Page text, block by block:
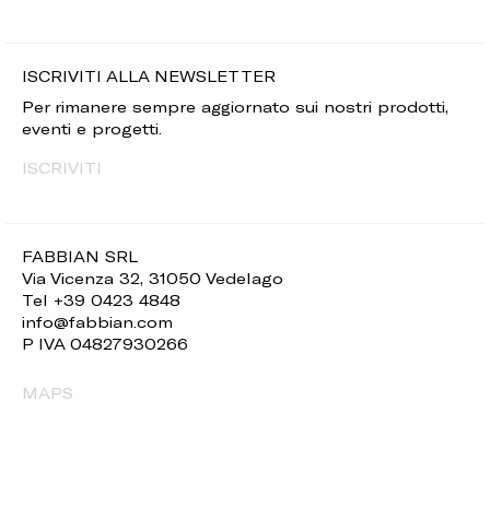
FABBIAN SRL
Via Vicenza 32, 31050 Vedelago
Tel +39 0423 4848
info@fabbian.com
P IVA 04827930266
MAPS
ISCRIVITI ALLA NEWSLETTER
Per rimanere sempre aggiornato sui nostri prodotti,
eventi e progetti.
ISCRIVITI